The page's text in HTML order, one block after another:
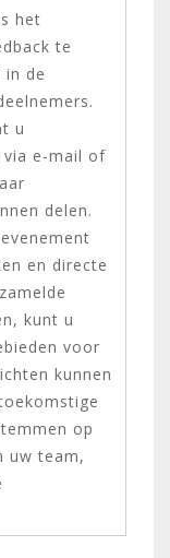
het
te
de
u
via e-mail of
delen.
en directe
kunt u
voor
kunnen
op
uw team,